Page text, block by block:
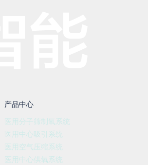
产品中心
医用分子筛制氧系统
医用中心吸引系统
医用空气压缩系统
医用中心供氧系统